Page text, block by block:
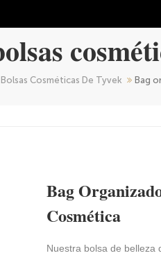
Bolsas Cosméticas De Tyvek Bag
Bag
Cosmética
Nuestra bolsa de belleza